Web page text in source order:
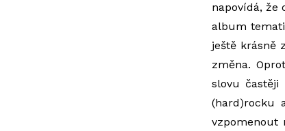
napovídá, že
album
ještě krásně
změna.
slovu častěji
(hard)rocku
vzpomenout